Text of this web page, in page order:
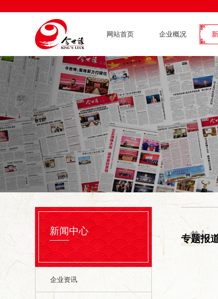
网站首页 企业概况
新闻中心
企业资讯
专题报